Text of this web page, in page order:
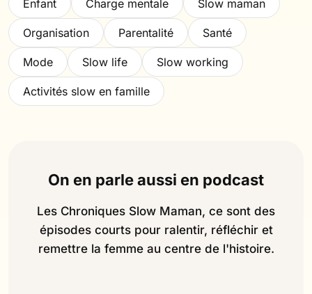
Enfant Charge mentale Slow maman
Organisation Parentalité Santé
Mode Slow life Slow working
Activités slow en famille
On en parle aussi en podcast
Les Chroniques Slow Maman, ce sont des
épisodes courts pour ralentir, réfléchir et
remettre la femme au centre de l'histoire.